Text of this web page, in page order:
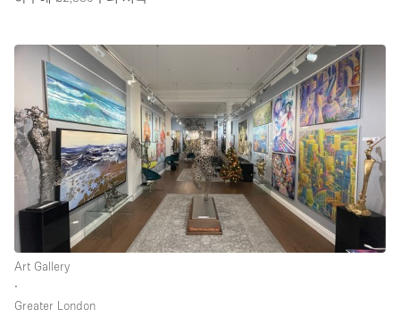
Art Gallery
∙
Greater London